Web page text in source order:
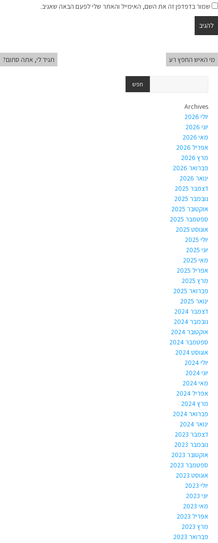
שמור בדפדפן זה את השם, האימייל והאתר שלי לפעם הבאה שאגיב.
מי האיש החפץ רע תגיד לי, אתה סתום?
Archives
יולי 2026
יוני 2026
מאי 2026
אפריל 2026
מרץ 2026
פברואר 2026
ינואר 2026
דצמבר 2025
נובמבר 2025
אוקטובר 2025
ספטמבר 2025
אוגוסט 2025
יולי 2025
יוני 2025
מאי 2025
אפריל 2025
מרץ 2025
פברואר 2025
ינואר 2025
דצמבר 2024
נובמבר 2024
אוקטובר 2024
ספטמבר 2024
אוגוסט 2024
יולי 2024
יוני 2024
מאי 2024
אפריל 2024
מרץ 2024
פברואר 2024
ינואר 2024
דצמבר 2023
נובמבר 2023
אוקטובר 2023
ספטמבר 2023
אוגוסט 2023
יולי 2023
יוני 2023
מאי 2023
אפריל 2023
מרץ 2023
פברואר 2023